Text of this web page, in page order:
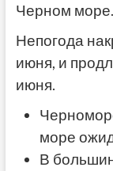
Черном море.
Непогода
июня, и
июня.
море
В